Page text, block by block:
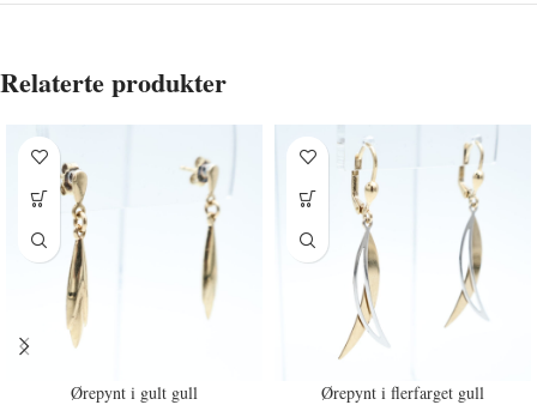
Relaterte produkter
Ørepynt i gult gull Ørepynt i flerfarget gull